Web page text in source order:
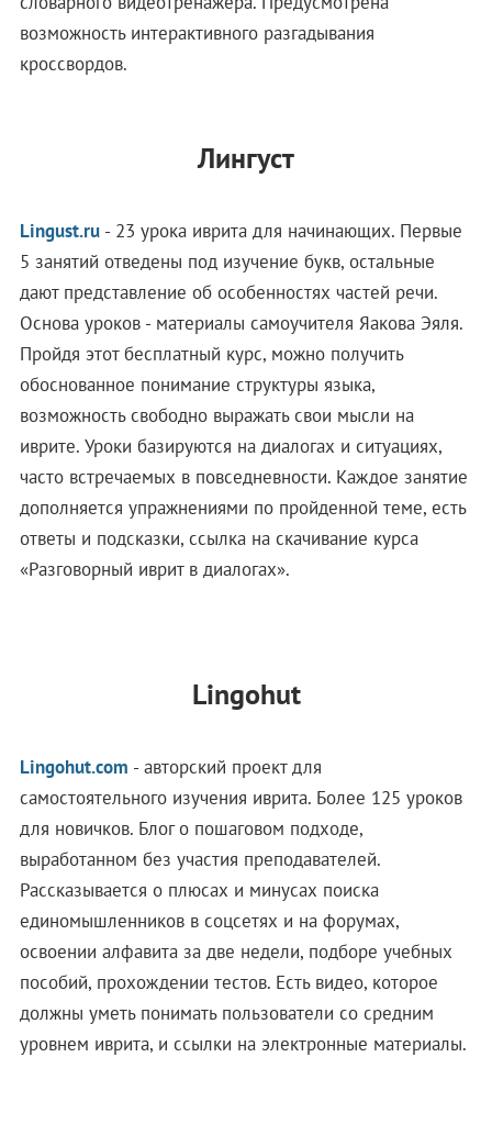
возможность интерактивного разгадывания
кроссвордов.
Лингуст
Lingust.ru- 23 урока иврита для начинающих. Первые
5 занятий отведены под изучение букв, остальные
дают представление об особенностях частей речи.
Основа уроков - материалы самоучителя Яакова Эяля.
Пройдя этот бесплатный курс, можно получить
обоснованное понимание структуры языка,
возможность свободно выражать свои мысли на
иврите. Уроки базируются на диалогах и ситуациях,
часто встречаемых в повседневности. Каждое занятие
дополняется упражнениями по пройденной теме, есть
ответы и подсказки, ссылка на скачивание курса
«Разговорный иврит в диалогах».
Lingohut
Lingohut.com - авторский проект для
самостоятельного изучения иврита. Более 125 уроков
для новичков. Блог о пошаговом подходе,
выработанном без участия преподавателей.
Рассказывается о плюсах и минусах поиска
единомышленников в соцсетях и на форумах,
освоении алфавита за две недели, подборе учебных
пособий, прохождении тестов. Есть видео, которое
должны уметь понимать пользователи со средним
уровнем иврита, и ссылки на электронные материалы.